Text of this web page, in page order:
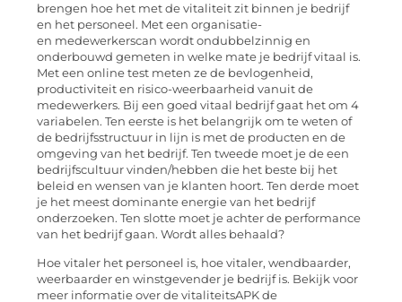
brengen hoe het met de vitaliteit zit binnen je bedrijf
en het personeel. Met een organisatie-
en medewerkerscan wordt ondubbelzinnig en
onderbouwd gemeten in welke mate je bedrijf vitaal is.
Met een online test meten ze de bevlogenheid,
productiviteit en risico-weerbaarheid vanuit de
medewerkers. Bij een goed vitaal bedrijf gaat het om 4
variabelen. Ten eerste is het belangrijk om te weten of
de bedrijfsstructuur in lijn is met de producten en de
omgeving van het bedrijf. Ten tweede moet je de een
bedrijfscultuur vinden/hebben die het beste bij het
beleid en wensen van je klanten hoort. Ten derde moet
je het meest dominante energie van het bedrijf
onderzoeken. Ten slotte moet je achter de performance
van het bedrijf gaan. Wordt alles behaald?
Hoe vitaler het personeel is, hoe vitaler, wendbaarder,
weerbaarder en winstgevender je bedrijf is. Bekijk voor
meer informatie over de vitaliteitsAPK de